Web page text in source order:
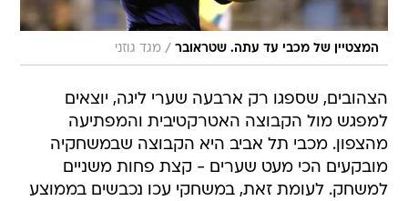
המצטיין של מכבי עד עתה. שטראובר / מגד גוזני
הצהובים, שספגו רק ארבעה שערי ליגה, יוצאים
למפגש מול הקבוצה האטרקטיבית והמפתיעה
מהצפון. מכבי תל אביב היא הקבוצה שבמשחקיה
מובקעים הכי מעט שערים - קצת פחות משניים
למשחק. לעומת זאת, במשחקי עכו נכבשים בממוצע